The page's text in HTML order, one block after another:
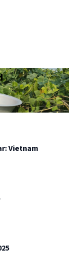
Vietnam